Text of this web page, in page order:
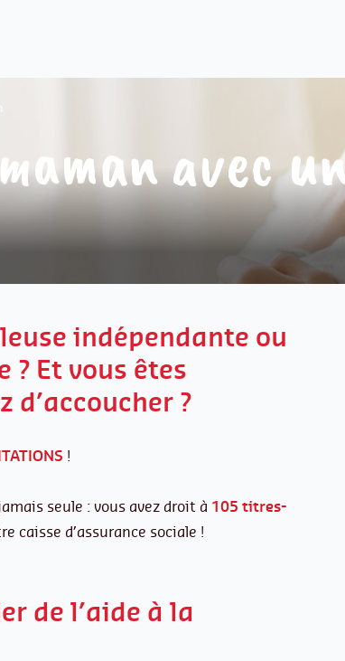
avec
indépendante ou
Et vous êtes
d’accoucher ?
!
seule : vous avez droit à 105 titres-
caisse d’assurance sociale !
de l’aide à la